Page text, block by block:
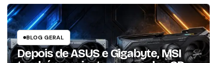
BLOG GERAL
Depois de ASUS e Gigabyte, MSI